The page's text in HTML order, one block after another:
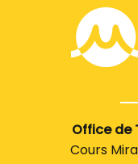
Office de
Cours